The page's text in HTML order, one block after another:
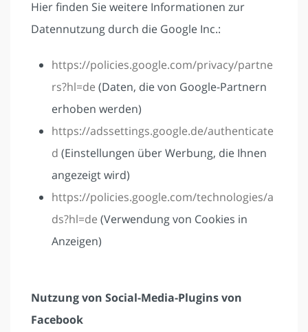
Hier finden Sie weitere Informationen zur
Datennutzung durch die Google Inc.:
https://policies.google.com/privacy/partne
rs?hl=de (Daten, die von Google-Partnern
erhoben werden)
https://adssettings.google.de/authenticate
d (Einstellungen über Werbung, die Ihnen
angezeigt wird)
https://policies.google.com/technologies/a
ds?hl=de (Verwendung von Cookies in
Anzeigen)
Nutzung von Social-Media-Plugins von
Facebook